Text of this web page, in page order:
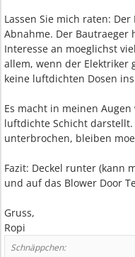
Lassen Sie mich raten:
Abnahme. Der
Interesse an moeglichst
allem, wenn der Elektriker
keine luftdichten Dosen
Es macht in meinen
luftdichte Schicht
unterbrochen, bleiben
Fazit: Deckel runter (kann
und auf das Blower Door
Gruss,
Ropi
Schnäppchen: